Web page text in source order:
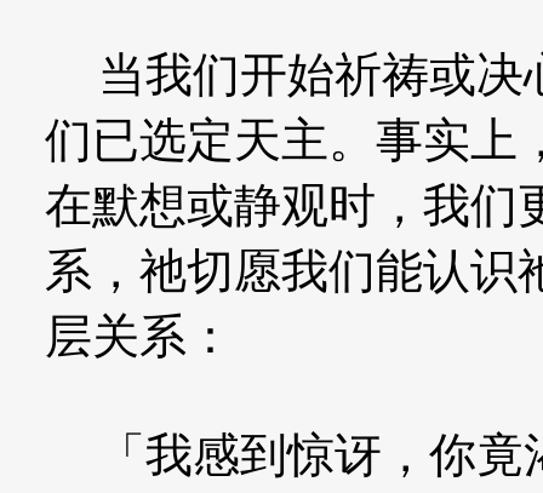
当我们开始祈祷或决
们已选定天主。事实上
在默想或静观时，我们
系，祂切愿我们能认识
层关系：
「我感到惊讶，你竟